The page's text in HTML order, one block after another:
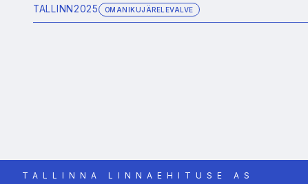
TALLINN2025 OMANIKUJÄRELEVALVE
TALLINNA LINNAEHITUSE AS